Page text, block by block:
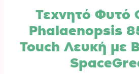
Τεχνητό Φυτό
Phalaenopsis
Touch Λευκή με